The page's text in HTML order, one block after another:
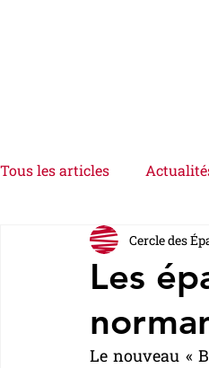
Tous les articles
Interviews
Les
Cercle des
Le nouveau «